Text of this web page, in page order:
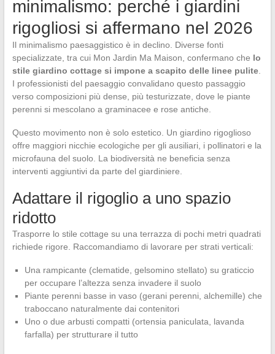
minimalismo: perché i giardini
rigogliosi si affermano nel 2026
Il minimalismo paesaggistico è in declino. Diverse fonti
specializzate, tra cui Mon Jardin Ma Maison, confermano che lo
stile giardino cottage si impone a scapito delle linee pulite.
I professionisti del paesaggio convalidano questo passaggio
verso composizioni più dense, più testurizzate, dove le piante
perenni si mescolano a graminacee e rose antiche.
Questo movimento non è solo estetico. Un giardino rigoglioso
offre maggiori nicchie ecologiche per gli ausiliari, i pollinatori e la
microfauna del suolo. La biodiversità ne beneficia senza
interventi aggiuntivi da parte del giardiniere.
Adattare il rigoglio a uno spazio
ridotto
Trasporre lo stile cottage su una terrazza di pochi metri quadrati
richiede rigore. Raccomandiamo di lavorare per strati verticali:
Una rampicante (clematide, gelsomino stellato) su graticcio
per occupare l’altezza senza invadere il suolo
Piante perenni basse in vaso (gerani perenni, alchemille) che
traboccano naturalmente dai contenitori
Uno o due arbusti compatti (ortensia paniculata, lavanda
farfalla) per strutturare il tutto